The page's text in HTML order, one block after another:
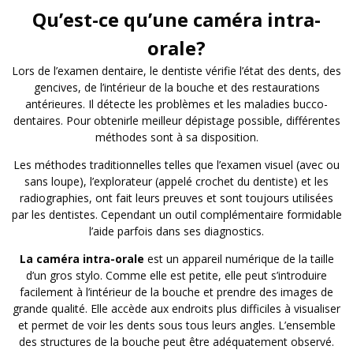
Qu’est-ce qu’une caméra intra-
orale?
Lors de l’examen dentaire, le dentiste vérifie l’état des dents, des
gencives, de l’intérieur de la bouche et des restaurations
antérieures. Il détecte les problèmes et les maladies bucco-
dentaires. Pour obtenirle meilleur dépistage possible, différentes
méthodes sont à sa disposition.
Les méthodes traditionnelles telles que l’examen visuel (avec ou
sans loupe), l’explorateur (appelé crochet du dentiste) et les
radiographies, ont fait leurs preuves et sont toujours utilisées
par les dentistes. Cependant un outil complémentaire formidable
l’aide parfois dans ses diagnostics.
La caméra intra-orale est un appareil numérique de la taille
d’un gros stylo. Comme elle est petite, elle peut s’introduire
facilement à l’intérieur de la bouche et prendre des images de
grande qualité. Elle accède aux endroits plus difficiles à visualiser
et permet de voir les dents sous tous leurs angles. L’ensemble
des structures de la bouche peut être adéquatement observé.